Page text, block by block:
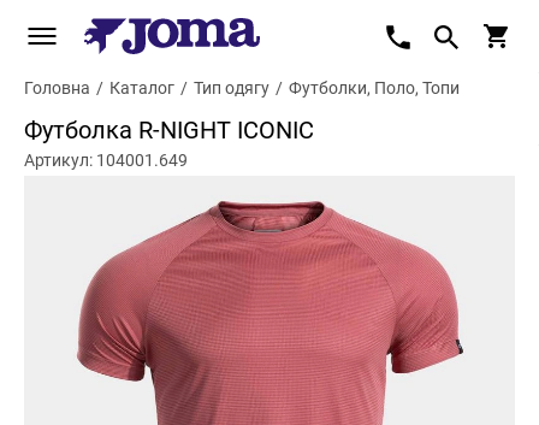
Головна / Каталог / Тип одягу / Футболки, Поло, Топи
Футболка R-NIGHT ICONIC
Артикул: 104001.649